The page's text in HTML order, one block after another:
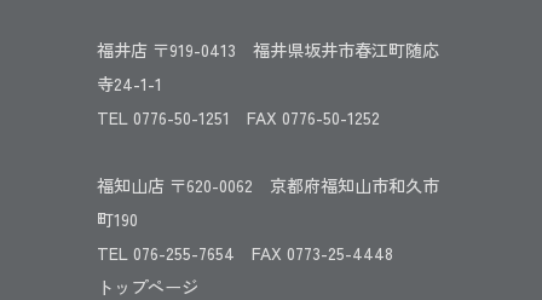
福井店 〒919-0413 福井県坂井市春江町随応
寺24-1-1
TEL 0776-50-1251 FAX 0776-50-1252
福知山店 〒620-0062 京都府福知山市和久市
町190
TEL 076-255-7654 FAX 0773-25-4448
トップページ